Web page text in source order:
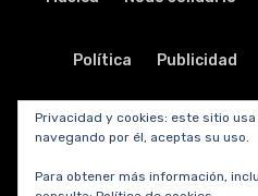
Política Publicidad
Religión Salud
Sociedad Software
Privacidad y cookies: este sitio
navegando por él, aceptas su uso.
Para obtener más información,